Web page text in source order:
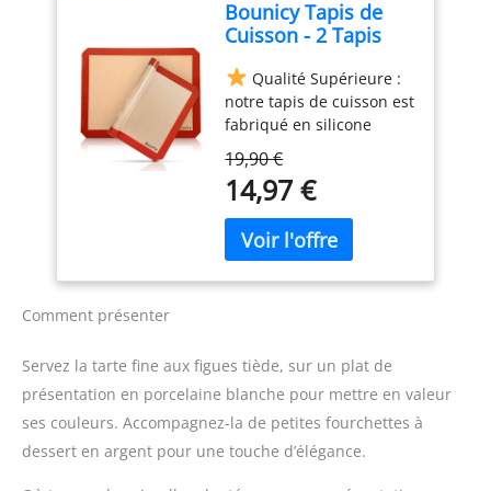
avec les demi-plaques de
cuisson ; faciles à
cuisson mesure environ
29,5 x 42 cm
Bounicy Tapis de
Cuisson - 2 Tapis
Silicone Anti-Adhésif
- Supporte le Four et
le Micro-Onde,
Passe au Lave-
Vaisselle - Certifié
sans BPA et
Écologique - Idéal
Pâtisserie : 30x40cm
Qualité Supérieure :
notre tapis de cuisson est
fabriqué en silicone
l'usage alimentaire. Vous
pouvez l'utiliser au
quotidien sans
contaminer vos aliments.
Pratique Au
Quotidien : En cuisine, il
pratique. Ce tapis
cuisson prend peu de
place, il est antiadhésif et
mesure 30 x 40 cm.
Facile À Nettoyer : Rien
19,90 €
14,97 €
Comment présenter
Servez la tarte fine aux figues tiède, sur un plat de
présentation en porcelaine blanche pour mettre en valeur
ses couleurs. Accompagnez-la de petites fourchettes à
dessert en argent pour une touche d’élégance.